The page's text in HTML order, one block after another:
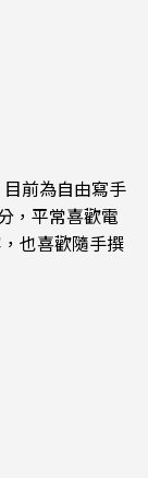
前為自由寫手
，平常喜歡電
也喜歡隨手撰